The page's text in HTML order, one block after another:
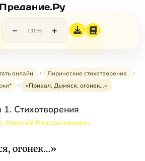
Предание.Ру
− 110% +
онлайн
Лирические стихотворения
«Привал. Дымяся, огонек…»
1. Стихотворения
Алексей Константинович
огонек…»